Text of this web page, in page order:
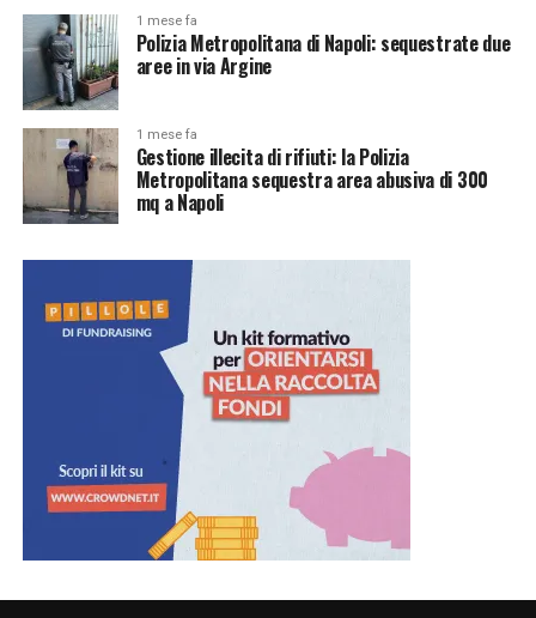
1 mese fa
Polizia Metropolitana di Napoli: sequestrate due
aree in via Argine
1 mese fa
Gestione illecita di rifiuti: la Polizia
Metropolitana sequestra area abusiva di 300
mq a Napoli